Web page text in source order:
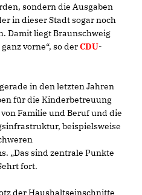
sondern die Ausgaben
in dieser Stadt sogar noch
Damit liegt Braunschweig
vorne“, so derCDU-
in den letzten Jahren
für die Kinderbetreuung
Familie und Beruf und die
beispielsweise
„Das sind zentrale Punkte
fort.
der Haushaltseinschnitte